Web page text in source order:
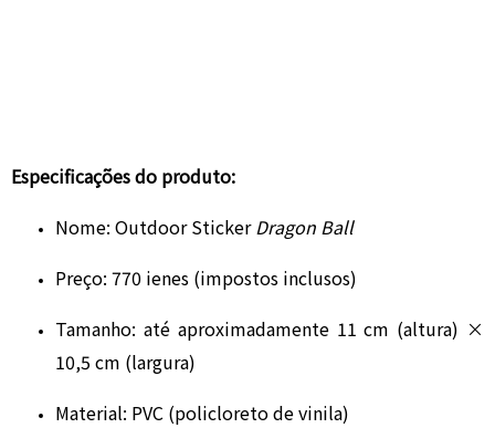
Especificações do produto:
Nome: Outdoor StickerDragon Ball
Preço: 770 ienes (impostos inclusos)
Tamanho: até aproximadamente 11 cm (altura) ×
10,5 cm (largura)
Material: PVC (policloreto de vinila)